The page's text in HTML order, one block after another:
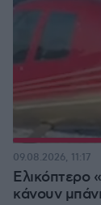
Ελικόπτερο
κάνουν
09.08.2026, 11:17